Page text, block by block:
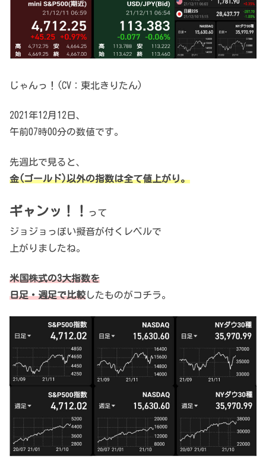
じゃんっ！(CV：東北きりたん)
2021年12月12日、
午前07時00分の数値です。
先週比で見ると、
金(ゴールド)以外の指数は全て値上がり。
ギャンッ！！
って
ジョジョっぽい擬音が付くレベルで
上がりましたね。
米国株式の3大指数を
日足・週足で比較したものがコチラ。